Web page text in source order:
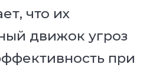
что их
движок угроз
при